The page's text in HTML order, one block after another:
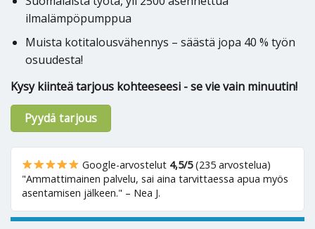
ilmalämpöpumppua
Muista kotitalousvähennys – säästä jopa 40 % työn
osuudesta!
Kysy kiinteä tarjous kohteeseesi - se vie vain minuutin!
Google-arvostelut 4,5/5(235 arvostelua)
"Ammattimainen palvelu, sai aina tarvittaessa apua myös
asentamisen jälkeen." – Nea J.
Pyydä tarjous